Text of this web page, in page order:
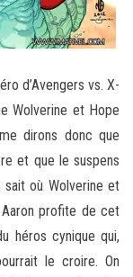
d’Avengers vs. X-
Wolverine et Hope
dirons donc que
et que le suspens
sait où Wolverine et
profite de cet
héros cynique qui,
le croire. On